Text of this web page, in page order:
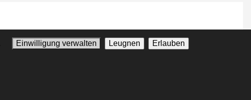
Einwilligung verwalten Leugnen Erlauben